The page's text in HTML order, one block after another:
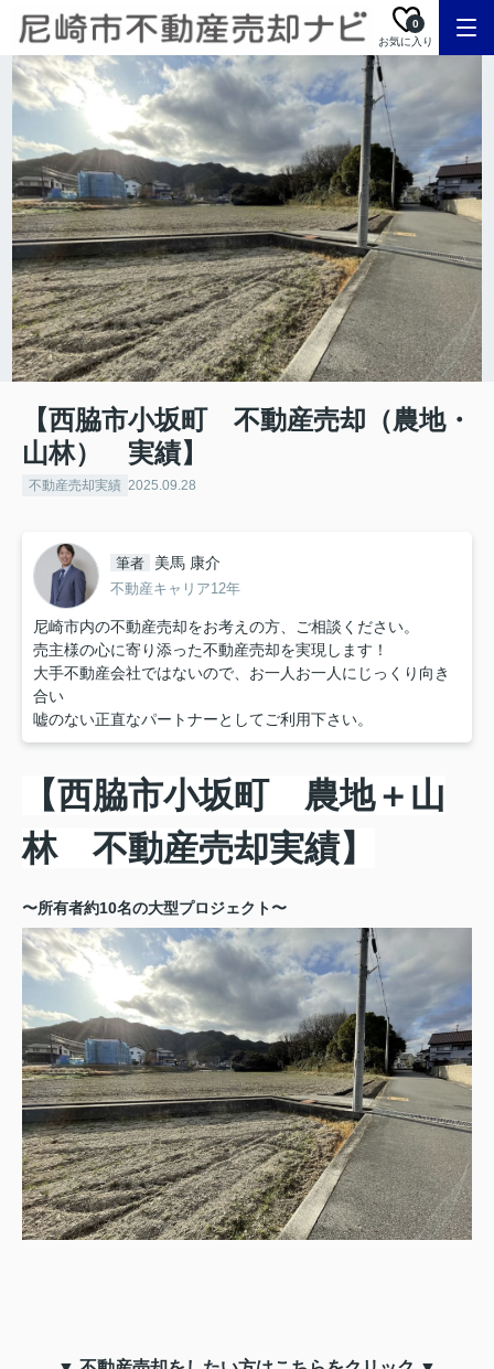
お気に入り
0
【西脇市小坂町 不動産売却（農地・
山林） 実績】
不動産売却実績 2025.09.28
筆者 美馬 康介
不動産キャリア12年
尼崎市内の不動産売却をお考えの方、ご相談ください。
売主様の心に寄り添った不動産売却を実現します！
大手不動産会社ではないので、お一人お一人にじっくり向き
合い
嘘のない正直なパートナーとしてご利用下さい。
【西脇市小坂町 農地＋山
林 不動産売却実績】
〜所有者約10名の大型プロジェクト〜